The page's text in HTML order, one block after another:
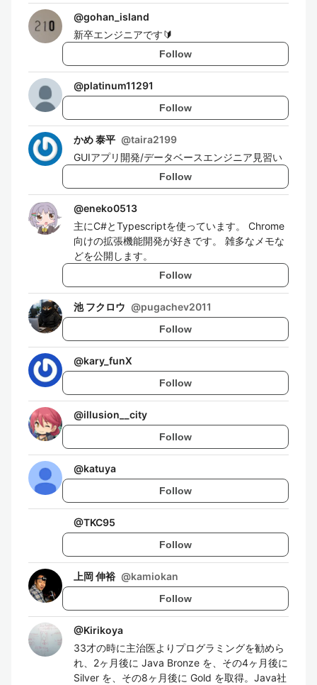
@gohan_island
新卒エンジニアです🔰
Follow
@platinum11291
Follow
かめ 泰平 @taira2199
GUIアプリ開発/データベースエンジニア見習い
Follow
@eneko0513
主にC#とTypescriptを使っています。 Chrome
向けの拡張機能開発が好きです。 雑多なメモな
どを公開します。
Follow
池 フクロウ @pugachev2011
Follow
@kary_funX
Follow
@illusion__city
Follow
@katuya
Follow
@TKC95
Follow
上岡 伸裕 @kamiokan
Follow
@Kirikoya
33才の時に主治医よりプログラミングを勧めら
れ、2ヶ月後に Java Bronze を、その4ヶ月後に
Silver を、その8ヶ月後に Gold を取得。Java社